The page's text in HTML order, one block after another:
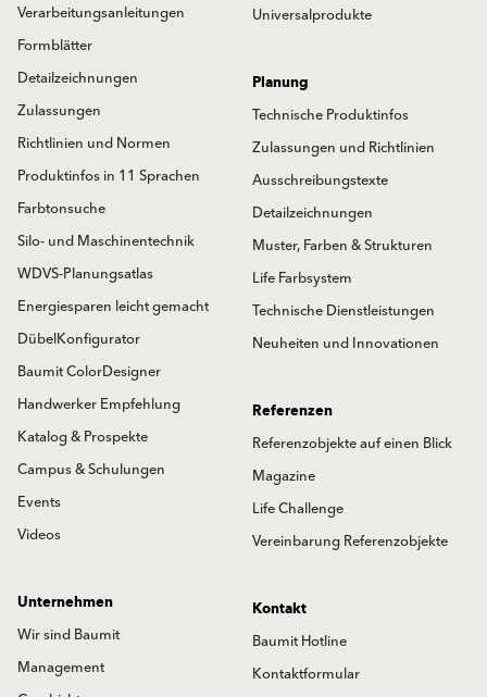
Universalprodukte
Verarbeitungsanleitungen
Formblätter
Detailzeichnungen
Zulassungen
Richtlinien und Normen
Produktinfos in 11 Sprachen
Farbtonsuche
Silo- und Maschinentechnik
WDVS-Planungsatlas
Energiesparen leicht gemacht
DübelKonfigurator
Baumit ColorDesigner
Handwerker Empfehlung
Katalog & Prospekte
Campus & Schulungen
Events
Videos
Planung
Technische Produktinfos
Zulassungen und Richtlinien
Ausschreibungstexte
Detailzeichnungen
Muster, Farben & Strukturen
Life Farbsystem
Technische Dienstleistungen
Neuheiten und Innovationen
Referenzen
Referenzobjekte auf einen Blick
Magazine
Life Challenge
Vereinbarung Referenzobjekte
Unternehmen
Wir sind Baumit
Management
Kontakt
Baumit Hotline
Kontaktformular